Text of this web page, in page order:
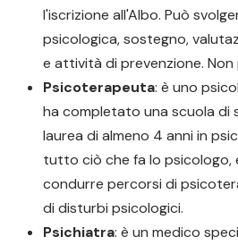
l'iscrizione all'Albo. Può
psicologica, sostegno,
e attività di prevenzione.
Psicoterapeuta: è uno
ha completato una scuola di
laurea di almeno 4 anni in
tutto ciò che fa lo psicologo,
condurre percorsi di
di disturbi psicologici.
Psichiatra: è un medico